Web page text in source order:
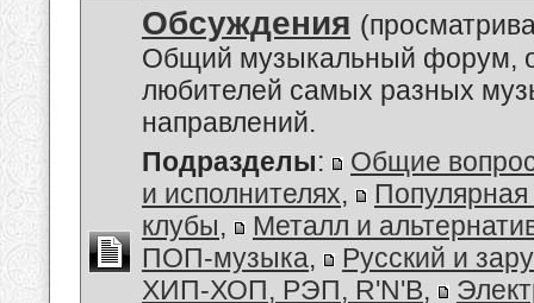
Обсуждения
Общий музыкальный форум,
любителей самых разных
направлений.
Подразделы:
Общие
и исполнителях,
клубы,
Металл и
ПОП-музыка,
Русский и
ХИП-ХОП, РЭП, R'N'B,